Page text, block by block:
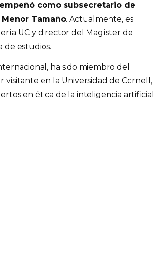
como subsecretario de
Tamaño. Actualmente, es
UC y director del Magíster de
de estudios.
ha sido miembro del
visitante en la Universidad de Cornell,
en ética de la inteligencia artificial